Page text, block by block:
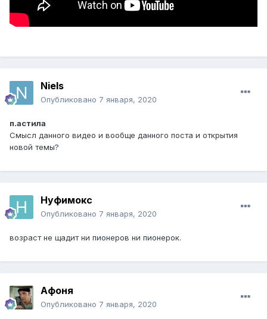
Niels
Опубликовано 7 января, 2020
п.астила
Смысл данного видео и вообще данного поста и открытия
новой темы?
Нуфимокс
Опубликовано 7 января, 2020
возраст не щадит ни пионеров ни пионерок.
Афоня
Опубликовано 7 января, 2020